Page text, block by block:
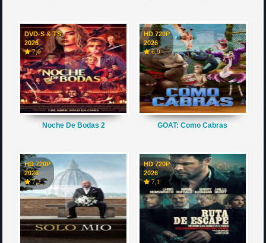
DVD-S & TS
2026
7,0
Noche De Bodas 2
HD 720P
2026
6,9
GOAT: Como Cabras
HD 720P
2026
7,2
HD 720P
2026
7,1